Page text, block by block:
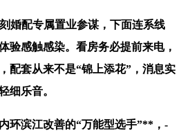
配专属置业参谋，下面连系线
验感触感染。看房务必提前来电，
配套从来不是“锦上添花”，消息实
细乐音。
滨江改善的“万能型选手”**，-